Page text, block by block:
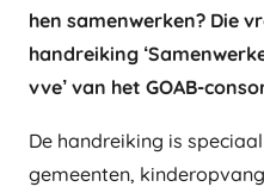
hen samenwerken? Die
handreiking
vve’ van het GOAB-
De handreiking is
gemeenten,